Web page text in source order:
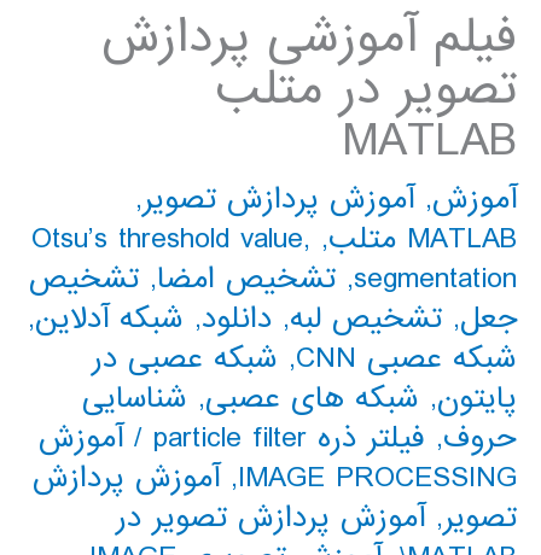
فیلم آموزشی پردازش
تصویر در متلب
MATLAB
آموزش,آموزش پردازش تصویر,
MATLAB متلب
,
Otsu’s threshold value,
segmentation
, تشخیص امضا, تشخیص
جعل, تشخیص لبه, دانلود, شبکه آدلاین,
شبکه عصبی CNN
, شبکه عصبی در
پایتون, شبکه های عصبی, شناسایی
حروف, فیلتر ذره particle filter /آموزش
IMAGE PROCESSING
,آموزش پردازش
تصویر,آموزش پردازش تصوير در